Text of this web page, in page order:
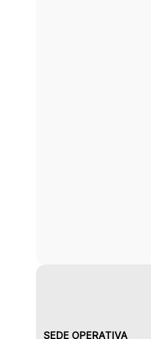
SEDE OPERATIVA